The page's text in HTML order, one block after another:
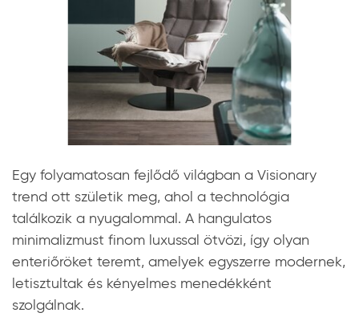
Egy folyamatosan fejlődő világban a Visionary
trend ott születik meg, ahol a technológia
találkozik a nyugalommal. A hangulatos
minimalizmust finom luxussal ötvözi, így olyan
enteriőröket teremt, amelyek egyszerre modernek,
letisztultak és kényelmes menedékként
szolgálnak.